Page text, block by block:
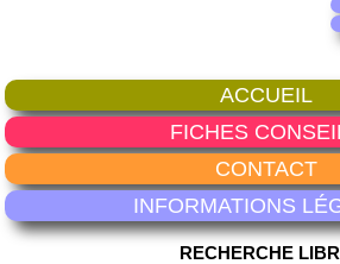
ACCUEIL
FICHES
CONTACT
INFORMATIONS
RECHERCHE